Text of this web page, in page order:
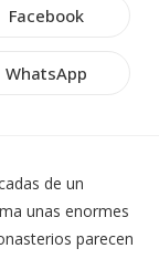
CONTENIDO
Se
una
nueva
Facebook
Se
WhatsApp
de un
unas enormes
parecen